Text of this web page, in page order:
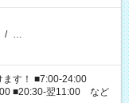
/ …
ます！ ■7:00-24:00
■20:30-翌11:00 など